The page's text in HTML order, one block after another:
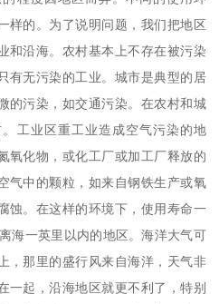
样的。为了说明问题，我们把地区
和沿海。农村基本上不存在被污染
有无污染的工业。城市是典型的居
的污染，如交通污染。在农村和城
工业区重工业造成空气污染的地
氧化物，或化工厂或加工厂释放的
气中的颗粒，如来自钢铁生产或氧
蚀。在这样的环境下，使用寿命一
海一英里以内的地区。海洋大气可
，那里的盛行风来自海洋，天气非
一起，沿海地区就更不利了，特别